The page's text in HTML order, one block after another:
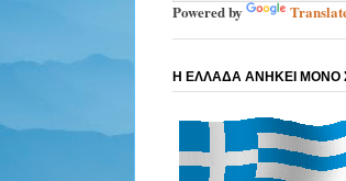
Powered by
Η ΕΛΛΑΔΑ ΑΝΗΚΕΙ ΜΟΝΟ